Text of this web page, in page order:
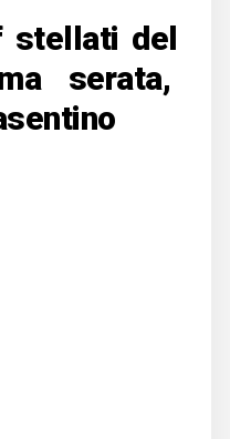
stellati del
serata,